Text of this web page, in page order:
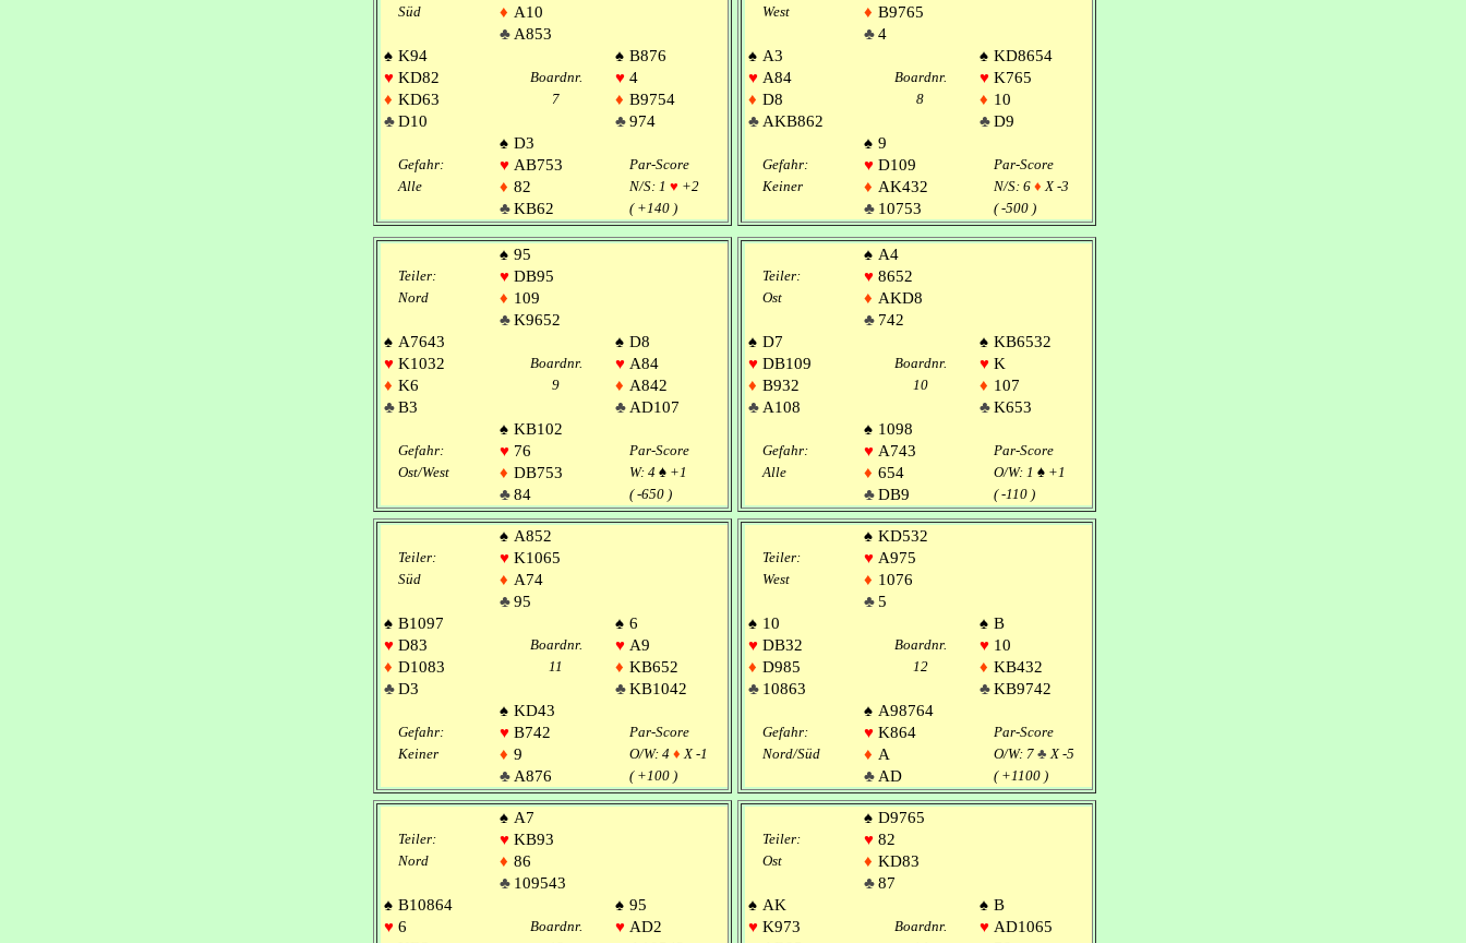
Süd ♦ A10
♣ A853
♠ K94 ♠ B876
♥ KD82 Boardnr. ♥ 4
♦ KD63 7 ♦ B9754
♣D10 ♣974
♠ D3
Gefahr: ♥ AB753
Par-Score
Alle
♦ 82 N/S: 1 ♥ +2
♣KB62 ( +140 )
West ♦ B9765
♣4
♠ A3 ♠ KD8654
♥ A84 Boardnr. ♥ K765
♦ D8 8 ♦ 10
♣ AKB862 ♣D9
♠ 9
Gefahr: ♥ D109
Par-Score
Keiner
♦ AK432 N/S: 6 ♦ X -3
♣ 10753 ( -500 )
♠ 95
Teiler: ♥ DB95
Nord ♦ 109
♣K9652
♠ A7643 ♠ D8
♥ K1032 Boardnr. ♥ A84
♦ K6 9 ♦ A842
♣B3 ♣ AD107
♠ KB102
Gefahr: ♥ 76
Par-Score
Ost/West
♦ DB753 W: 4 ♠ +1
♣84 ( -650 )
♠ A4
Teiler: ♥ 8652
Ost ♦ AKD8
♣ 742
♠ D7 ♠ KB6532
♥ DB109 Boardnr. ♥ K
♦ B932 10 ♦ 107
♣ A108 ♣K653
♠ 1098
Gefahr: ♥ A743
Par-Score
Alle
♦ 654 O/W: 1 ♠ +1
♣DB9 ( -110 )
♠ A852
Teiler: ♥ K1065
Süd ♦ A74
♣95
♠ B1097 ♠ 6
♥ D83 Boardnr. ♥ A9
♦ D1083 11 ♦ KB652
♣D3 ♣KB1042
♠ KD43
Gefahr: ♥ B742
Par-Score
Keiner
♦ 9 O/W: 4 ♦ X -1
♣ A876 ( +100 )
♠ KD532
Teiler: ♥ A975
West ♦ 1076
♣5
♠ 10 ♠ B
♥ DB32 Boardnr. ♥ 10
♦ D985 12 ♦ KB432
♣ 10863 ♣KB9742
♠ A98764
Gefahr: ♥ K864
Par-Score
Nord/Süd
♦ A O/W: 7 ♣ X -5
♣ AD ( +1100 )
♠ A7
Teiler: ♥ KB93
Nord ♦ 86
♣ 109543
♠ B10864 ♠ 95
♥ 6 Boardnr. ♥ AD2
♠ D9765
Teiler: ♥ 82
Ost ♦ KD83
♣87
♠ AK ♠ B
♥ K973 Boardnr. ♥ AD1065